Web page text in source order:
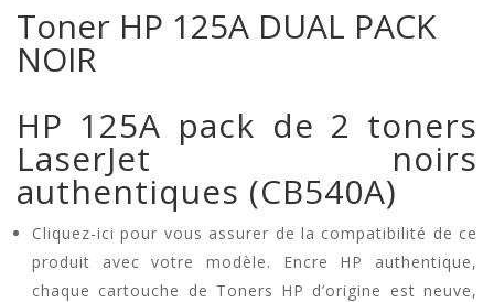
Toner HP 125A DUAL PACK
NOIR
HP 125A pack de 2 toners
LaserJet noirs
authentiques (CB540A)
Cliquez-ici pour vous assurer de la compatibilité de ce
produit avec votre modèle. Encre HP authentique,
chaque cartouche de Toners HP d’origine est neuve,